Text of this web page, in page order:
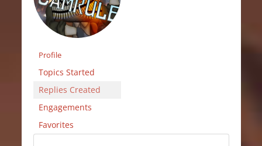
Profile
Topics Started
Replies Created
Engagements
Favorites